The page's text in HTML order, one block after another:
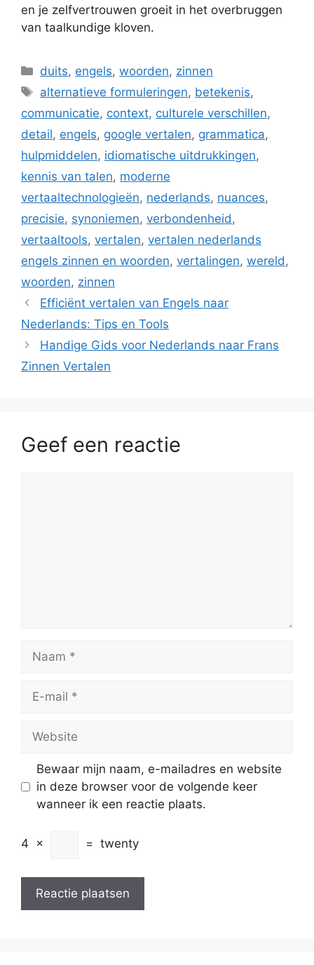
en je zelfvertrouwen groeit in het overbruggen
van taalkundige kloven.
Categorieën
duits, engels,woorden, zinnen
Tags
alternatieve formuleringen, betekenis,
communicatie, context, culturele verschillen,
detail, engels, google vertalen, grammatica,
hulpmiddelen, idiomatische uitdrukkingen,
kennis van talen, moderne
vertaaltechnologieën, nederlands, nuances,
precisie, synoniemen, verbondenheid ,
vertaaltools, vertalen, vertalen nederlands
engels zinnen en woorden, vertalingen, wereld ,
woorden, zinnen
Efficiënt vertalen van Engels naar
Nederlands: Tips en Tools
Handige Gids voor Nederlands naar Frans
Zinnen Vertalen
Geef een reactie
mail
Bewaar mijn naam, e-mailadres en website
in deze browser voor de volgende keer
wanneer ik een reactie plaats.
4 × = twenty